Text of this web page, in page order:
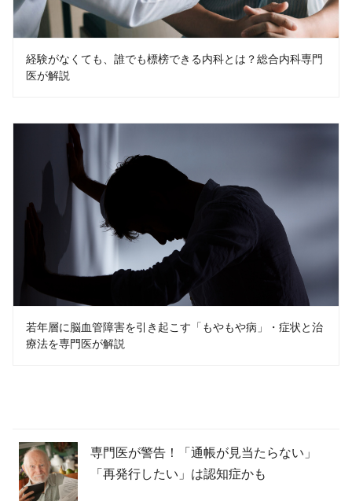
経験がなくても、誰でも標榜できる内科とは？総合内科専門
医が解説
若年層に脳血管障害を引き起こす「もやもや病」・症状と治
療法を専門医が解説
専門医が警告！「通帳が見当たらない」
「再発行したい」は認知症かも